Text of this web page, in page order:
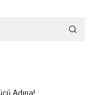
Adına!